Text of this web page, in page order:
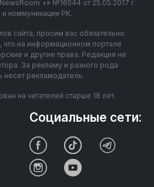
+» №16544 от 25.05.2017 г.
коммуникации РК.
сайта, просим вас обязательно
что на информационном портале
и другие права. Редакция не
За рекламу и разного рода
несет рекламодатель.
на читателей старше 18 лет.
Социальные сети: